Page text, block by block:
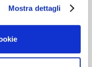
Mostra dettagli
…”valgono il
vini da gustare in